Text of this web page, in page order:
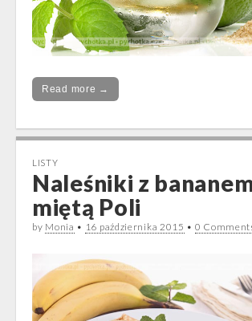
Read more →
LISTY
Naleśniki z
miętą Poli
by Monia • 16 października 2015 • 0